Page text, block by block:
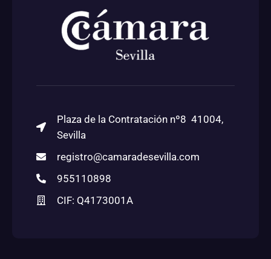
Plaza de la Contratación nº8 41004,
Sevilla
registro@camaradesevilla.com
955110898
CIF: Q4173001A